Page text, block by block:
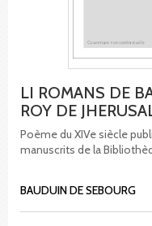
LI ROMANS DE
ROY DE
Poème du XIVe siècle
manuscrits de la
BAUDUIN DE SEBOURG